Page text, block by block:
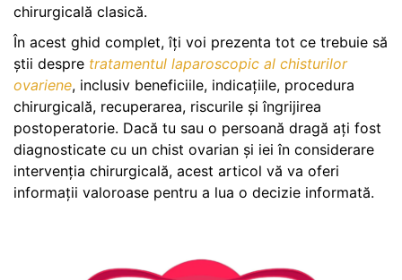
chirurgicală clasică.
În acest ghid complet, îți voi prezenta tot ce trebuie să
știi despre tratamentul laparoscopic al chisturilor
ovariene, inclusiv beneficiile, indicațiile, procedura
chirurgicală, recuperarea, riscurile și îngrijirea
postoperatorie. Dacă tu sau o persoană dragă ați fost
diagnosticate cu un chist ovarian și iei în considerare
intervenția chirurgicală, acest articol vă va oferi
informații valoroase pentru a lua o decizie informată.